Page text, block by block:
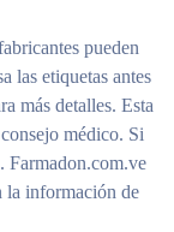
pueden
las etiquetas antes
más detalles. Esta
médico. Si
Farmadon.com.ve
la información de